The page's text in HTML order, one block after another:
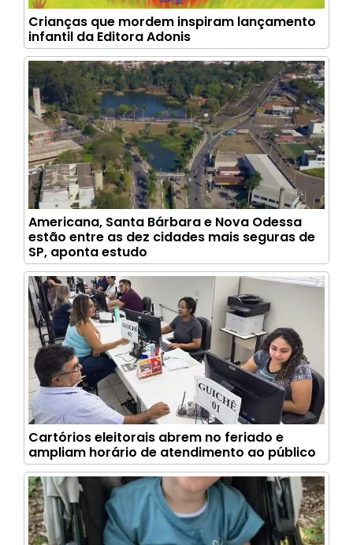
Crianças que mordem inspiram lançamento
infantil da Editora Adonis
Americana, Santa Bárbara e Nova Odessa
estão entre as dez cidades mais seguras de
SP, aponta estudo
Cartórios eleitorais abrem no feriado e
ampliam horário de atendimento ao público